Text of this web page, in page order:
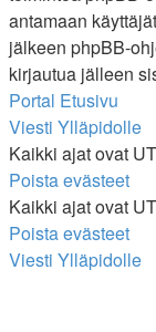
antamaan
jälkeen phpBB-
kirjautua jälleen
Portal Etusivu
Viesti Ylläpidolle
Kaikki ajat ovat
Poista evästeet
Kaikki ajat ovat
Poista evästeet
Viesti Ylläpidolle